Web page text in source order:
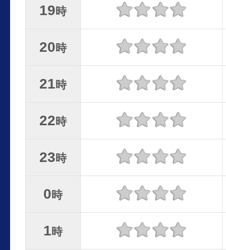
19時
20時
21時
22時
23時
0時
1時